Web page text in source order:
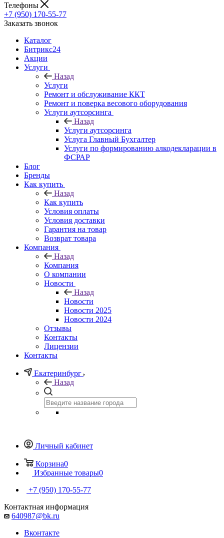
Телефоны
+7 (950) 170-55-77
Заказать звонок
Каталог
Битрикс24
Акции
Услуги
Назад
Услуги
Ремонт и обслуживание ККТ
Ремонт и поверка весового оборудования
Услуги аутсорсинга
Назад
Услуги аутсорсинга
Услуга Главный Бухгалтер
Услуги по формированию алкодекларации в
ФСРАР
Блог
Бренды
Как купить
Назад
Как купить
Условия оплаты
Условия доставки
Гарантия на товар
Возврат товара
Компания
Назад
Компания
О компании
Новости
Назад
Новости
Новости 2025
Новости 2024
Отзывы
Контакты
Лицензии
Контакты
Екатеринбург
Назад
Личный кабинет
Корзина0
Избранные товары0
+7 (950) 170-55-77
Контактная информация
640987@bk.ru
Вконтакте